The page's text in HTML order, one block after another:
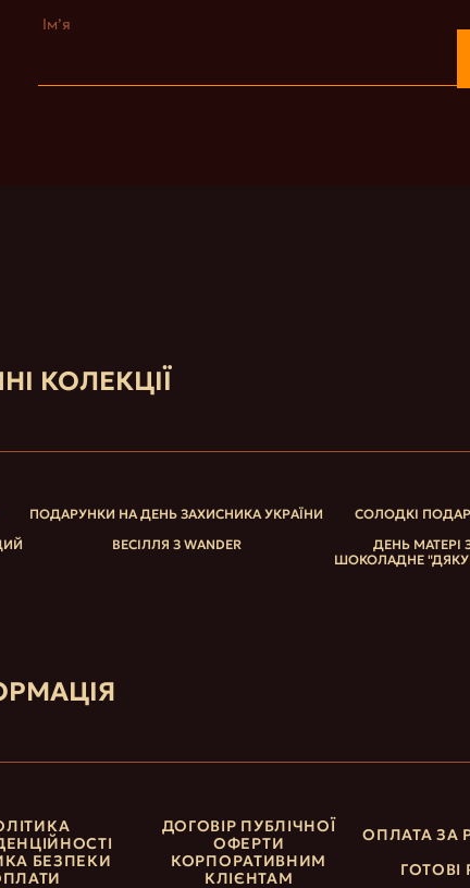
Ім’я
КОЛЕКЦІЇ
ПОДАРУНКИ НА ДЕНЬ ЗАХИСНИКА УКРАЇНИ
СОЛОДКІ
ВЕСІЛЛЯ З WANDER
ДЕНЬ МАТЕРІ
ШОКОЛАДНЕ
ДОГОВІР ПУБЛІЧНОЇ
ОФЕРТИ
ОПЛАТА ЗА
БЕЗПЕКИ
КОРПОРАТИВНИМ
КЛІЄНТАМ
ГОТОВІ